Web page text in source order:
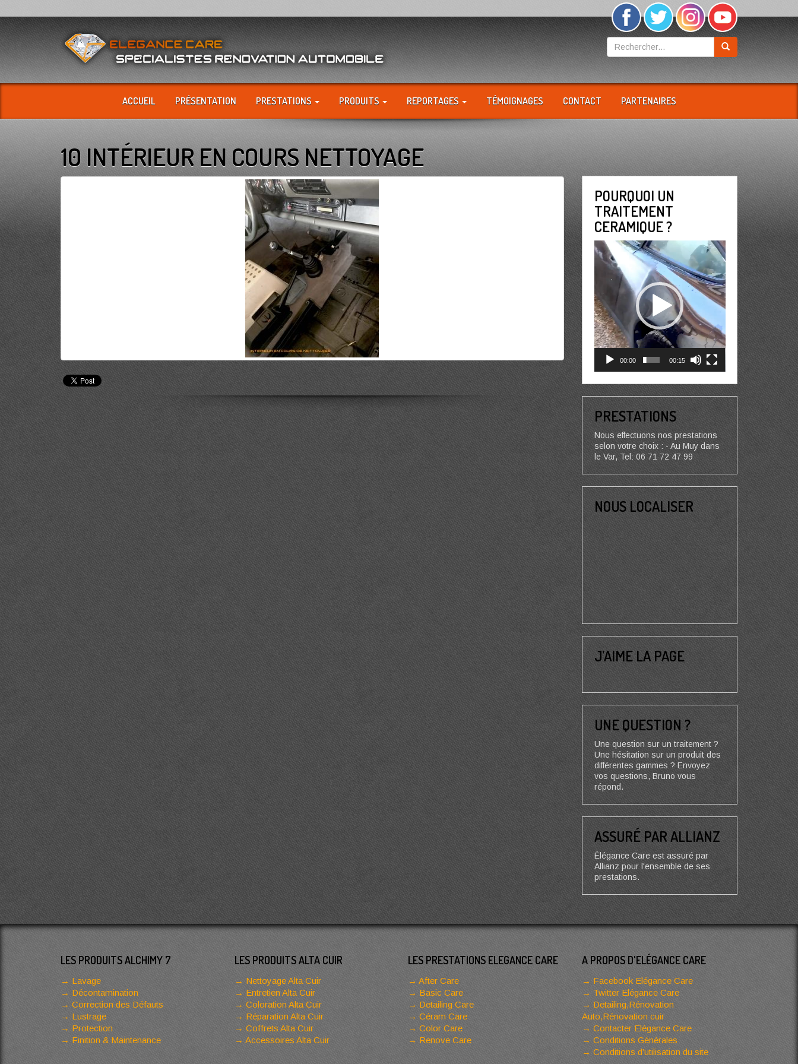
ACCUEIL PRÉSENTATION PRESTATIONS PRODUITS REPORTAGES TÉMOIGNAGES CONTACT PARTENAIRES
10 INTÉRIEUR EN COURS NETTOYAGE
POURQUOI UN
TRAITEMENT
CERAMIQUE ?
Lecteur
vidéo
00:00 00:15
PRESTATIONS
Nous effectuons nos prestations
selon votre choix : - Au Muy dans
le Var, Tel: 06 71 72 47 99
NOUS LOCALISER
J’AIME LA PAGE
UNE QUESTION ?
Une question sur un traitement ?
Une hésitation sur un produit des
différentes gammes ? Envoyez
vos questions, Bruno vous
répond.
ASSURÉ PAR ALLIANZ
Élégance Care est assuré par
Allianz pour l'ensemble de ses
prestations.
LES PRODUITS ALCHIMY 7
Lavage
Décontamination
Correction des Défauts
Lustrage
Protection
Finition & Maintenance
LES PRODUITS ALTA CUIR
Nettoyage Alta Cuir
Entretien Alta Cuir
Coloration Alta Cuir
Réparation Alta Cuir
Coffrets Alta Cuir
Accessoires Alta Cuir
LES PRESTATIONS ELEGANCE CARE
After Care
Basic Care
Detailing Care
Céram Care
Color Care
Renove Care
A PROPOS D'ELÉGANCE CARE
Facebook Elégance Care
Twitter Elégance Care
Detailing,Rénovation
Auto,Rénovation cuir
Contacter Elégance Care
Conditions Générales
Conditions d’utilisation du site